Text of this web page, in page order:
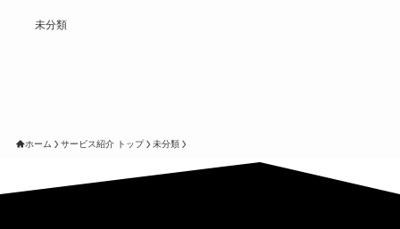
未分類
ホーム サービス紹介 トップ 未分類